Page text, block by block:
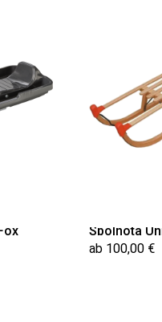
Spolnota
ab 100,00 €